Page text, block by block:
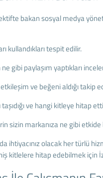
bakan sosyal medya
kullandıkları tespit edilir.
gibi paylaşım yaptıkları
ve beğeni aldığı takip
ve hangi kitleye hitap
sizin markanıza ne gibi
ihtiyacınız olacak her türlü
kitlelere hitap edebilmek için